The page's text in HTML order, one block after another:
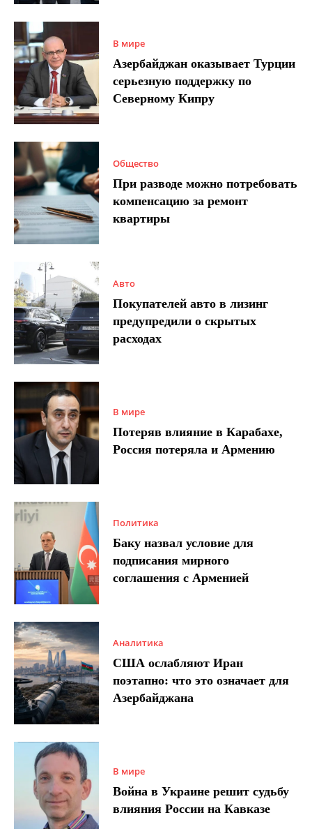
В мире
Азербайджан оказывает Турции
серьезную поддержку по
Северному Кипру
Общество
При разводе можно потребовать
компенсацию за ремонт
квартиры
Авто
Покупателей авто в лизинг
предупредили о скрытых
расходах
В мире
Потеряв влияние в Карабахе,
Россия потеряла и Армению
Политика
Баку назвал условие для
подписания мирного
соглашения с Арменией
Аналитика
США ослабляют Иран
поэтапно: что это означает для
Азербайджана
В мире
Война в Украине решит судьбу
влияния России на Кавказе